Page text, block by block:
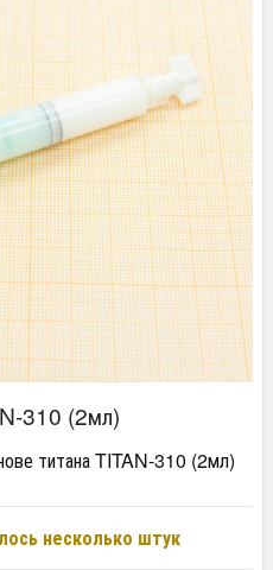
310 (2мл)
титана TITAN-310 (2мл)
несколько штук